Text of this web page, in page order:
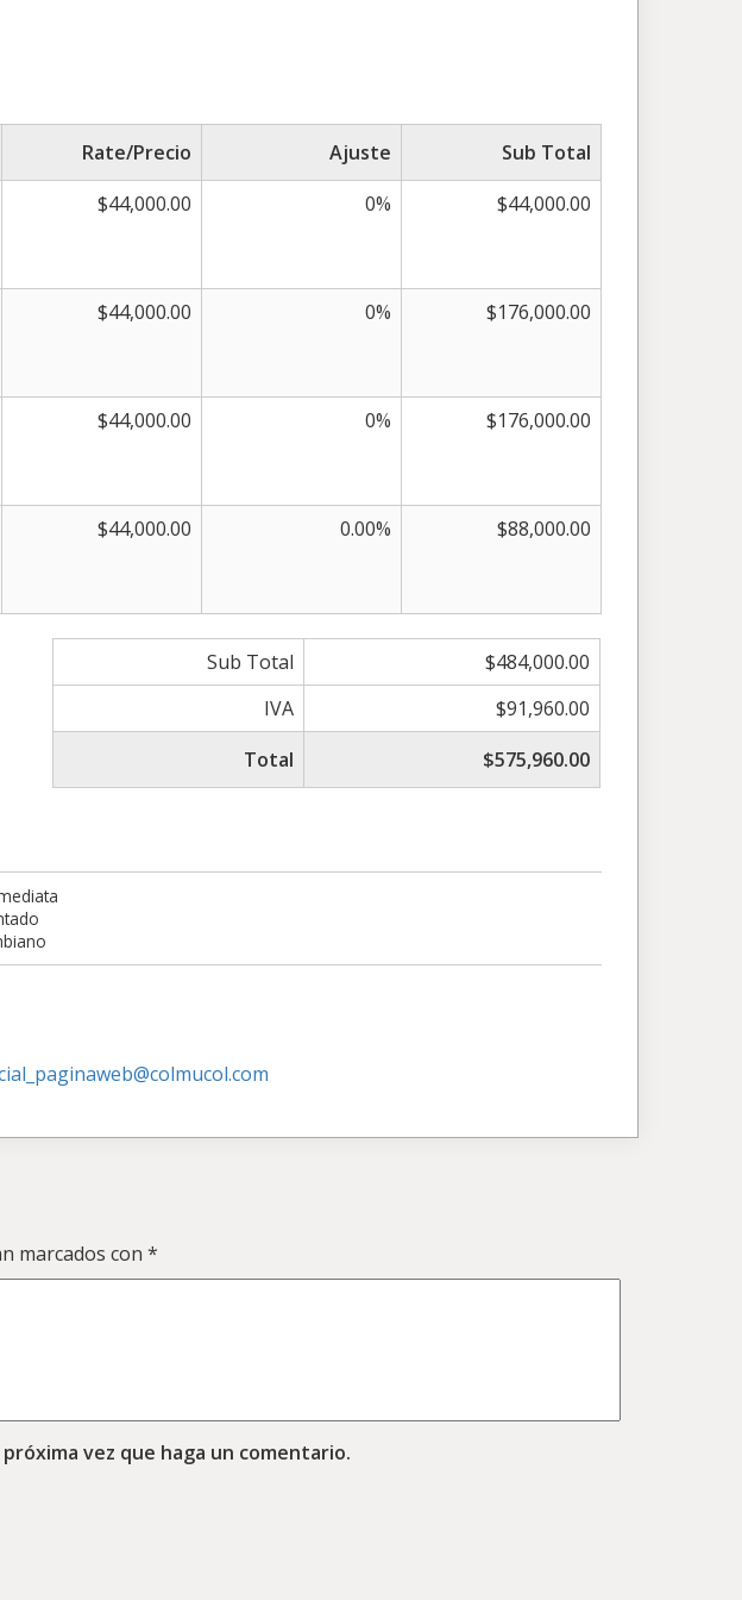
Rate/Precio Ajuste
Sub Total
$44,000.00 0% $44,000.00
$44,000.00 0% $176,000.00
$44,000.00 0% $176,000.00
$44,000.00 0.00% $88,000.00
Sub Total
$484,000.00
IVA
$91,960.00
Total
$575,960.00
marcados con *
vez que haga un comentario.